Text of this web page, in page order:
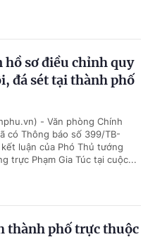
sơ điều chỉnh quy
đá sét tại thành phố
- Văn phòng Chính
có Thông báo số 399/TB-
kết luận của Phó Thủ tướng
trực Phạm Gia Túc tại cuộc...
thành phố trực thuộc